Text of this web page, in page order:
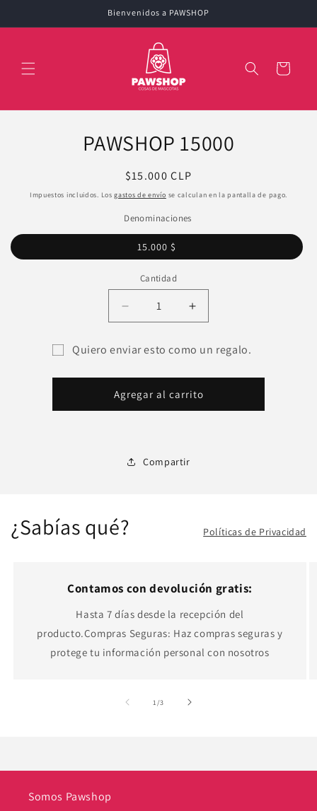
al contenido
Bienvenidos a PAWSHOP
Carrito
PAWSHOP 15000
Precio
habitual
$15.000 CLP
Impuestos incluidos. Losgastos de envío se calculan en la pantalla de pago.
Denominaciones
15.000 $
Cantidad
Reducir
cantidad
PAWSHOP
Aumentar
cantidad
PAWSHOP
Quiero enviar esto como un regalo.
Agregar al carrito
Compartir
¿Sabías qué? Políticas de Privacidad
Contamos con devolución gratis:
Hasta 7 días desde la recepción del
producto.Compras Seguras: Haz compras seguras y
protege tu información personal con nosotros
1 /de
3
Somos Pawshop